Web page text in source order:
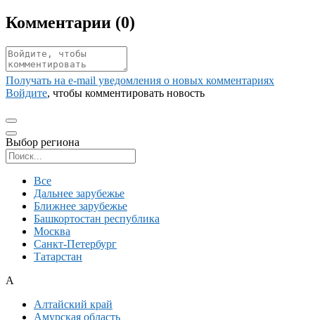
Комментарии (0)
Получать на e‑mail уведомления о новых комментариях
Войдите, чтобы комментировать новость
Выбор региона
Все
Дальнее зарубежье
Ближнее зарубежье
Башкортостан республика
Москва
Санкт-Петербург
Татарстан
А
Алтайский край
Амурская область